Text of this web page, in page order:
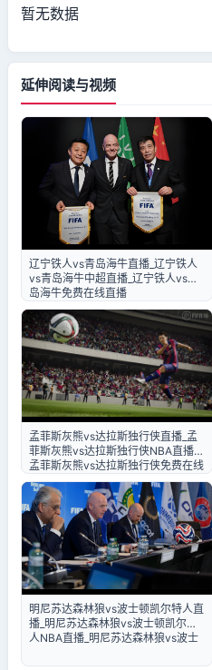
暂无数据
延伸阅读与视频
辽宁铁人vs青岛海牛直播_辽宁铁人
vs青岛海牛中超直播_辽宁铁人vs青
岛海牛免费在线直播
孟菲斯灰熊vs达拉斯独行侠直播_孟
菲斯灰熊vs达拉斯独行侠NBA直播_
孟菲斯灰熊vs达拉斯独行侠免费在线
直播
明尼苏达森林狼vs波士顿凯尔特人直
播_明尼苏达森林狼vs波士顿凯尔特
人NBA直播_明尼苏达森林狼vs波士